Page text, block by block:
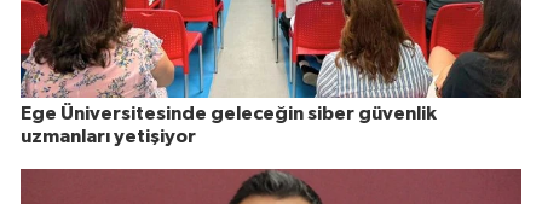
Ege Üniversitesinde geleceğin siber güvenlik
uzmanları yetişiyor